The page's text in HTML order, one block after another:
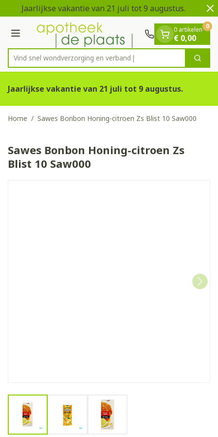
Ga naar de inhoud
1 van 2
Jaarlijkse vakantie van 21 juli tot 9 augustus.
Menu
Product, merk, categorie...
Vind snel wondverzorging en Zoek
0 artikelen
€ 0,00
0
Jaarlijkse vakantie van 21 juli tot 9 augustus.
Home / Sawes Bonbon Honing-citroen Zs Blist 10 Saw000
Sawes Bonbon Honing-citroen Zs
Blist 10 Saw000
View larger imageView larger imageView larger image